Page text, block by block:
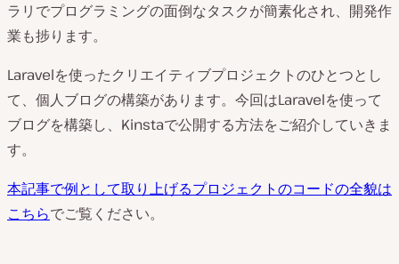
ラリでプログラミングの面倒なタスクが簡素化され、開発作
業も捗ります。
Laravelを使ったクリエイティブプロジェクトのひとつとし
て、個人ブログの構築があります。今回はLaravelを使って
ブログを構築し、Kinstaで公開する方法をご紹介していきま
す。
本記事で例として取り上げるプロジェクトのコードの全貌は
こちらでご覧ください。